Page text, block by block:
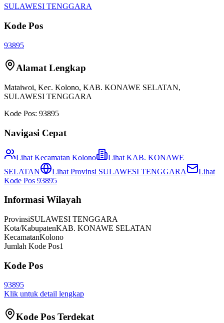
SULAWESI TENGGARA
Kode Pos
93895
Alamat Lengkap
Mataiwoi, Kec. Kolono, KAB. KONAWE SELATAN,
SULAWESI TENGGARA
Kode Pos: 93895
Navigasi Cepat
Lihat Kecamatan Kolono Lihat KAB. KONAWE
SELATAN
Lihat Provinsi SULAWESI TENGGARA
Lihat
Kode Pos 93895
Informasi Wilayah
ProvinsiSULAWESI TENGGARA
Kota/KabupatenKAB. KONAWE SELATAN
KecamatanKolono
Jumlah Kode Pos1
Kode Pos
93895
Klik untuk detail lengkap
Kode Pos Terdekat